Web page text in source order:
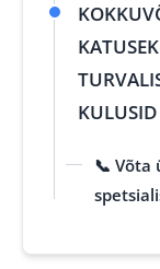
KULUSID
📞 Võta